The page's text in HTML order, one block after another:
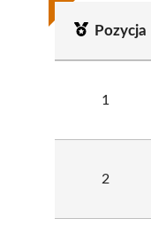
Pozycja
1
2